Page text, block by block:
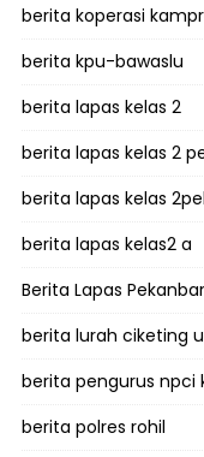
berita koperasi
berita kpu-bawaslu
berita lapas kelas 2
berita lapas kelas 2
berita lapas kelas
berita lapas kelas2 a
Berita Lapas
berita lurah ciketing
berita pengurus npci
berita polres rohil